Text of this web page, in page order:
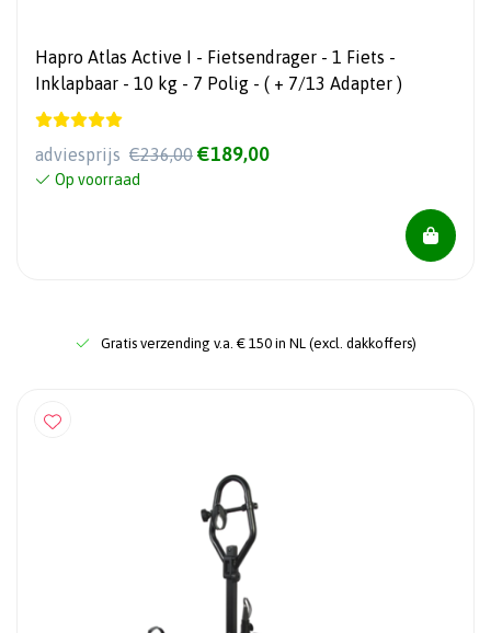
Hapro Atlas Active I - Fietsendrager - 1 Fiets -
Inklapbaar - 10 kg - 7 Polig - ( + 7/13 Adapter )
adviesprijs €236,00 €189,00
Op voorraad
Gratis verzending v.a. € 150 in NL (excl. dakkoffers)